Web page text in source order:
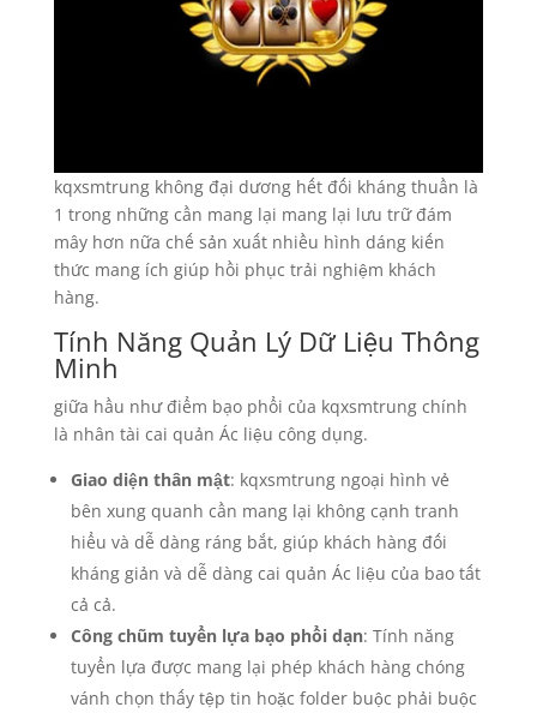
kqxsmtrung không đại dương hết đối kháng thuần là
1 trong những cần mang lại mang lại lưu trữ đám
mây hơn nữa chế sản xuất nhiều hình dáng kiến
thức mang ích giúp hồi phục trải nghiệm khách
hàng.
Tính Năng Quản Lý Dữ Liệu Thông
Minh
giữa hầu như điểm bạo phổi của kqxsmtrung chính
là nhân tài cai quản Ác liệu công dụng.
Giao diện thân mật: kqxsmtrung ngoại hình vẻ
bên xung quanh cần mang lại không cạnh tranh
hiểu và dễ dàng ráng bắt, giúp khách hàng đối
kháng giản và dễ dàng cai quản Ác liệu của bao tất
cả cả.
Công chũm tuyển lựa bạo phổi dạn: Tính năng
tuyển lựa được mang lại phép khách hàng chóng
vánh chọn thấy tệp tin hoặc folder buộc phải buộc